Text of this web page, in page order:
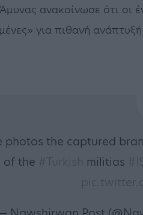
ανακοίνωσε ότι οι
για πιθανή
photos the captured
of the
militias